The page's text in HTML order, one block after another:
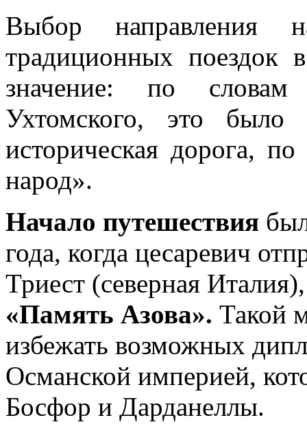
Выбор
традиционных поездок
значение: по
Ухтомского, это
историческая дорога,
народ».
Начало путешествия
года, когда цесаревич
Триест (северная
«Память Азова». Такой
избежать возможных
Османской империей,
Босфор и Дарданеллы.